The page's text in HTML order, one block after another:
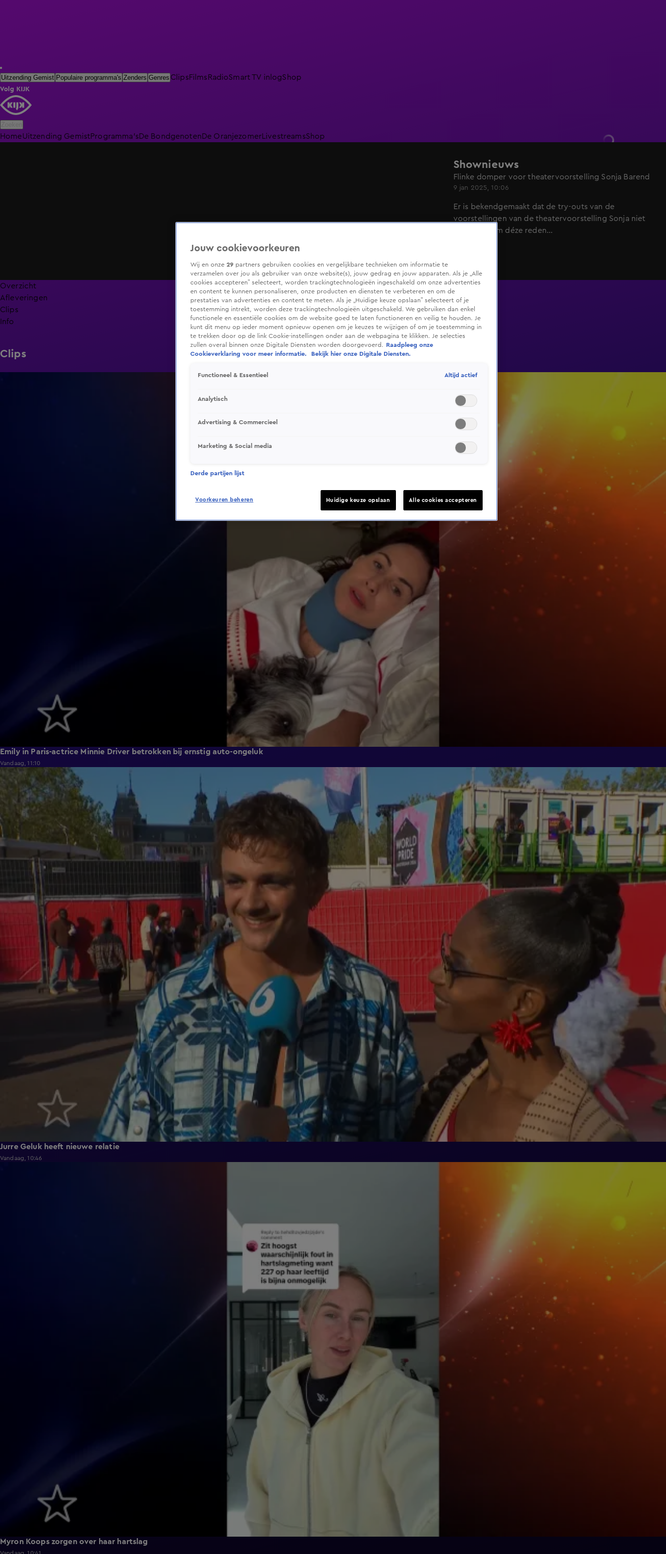
Uitzending Gemist Populaire programma's Zenders Genres ClipsFilmsRadioSmart TV inlogShop
Volg KIJK
HomeUitzending GemistProgramma'sDe BondgenotenDe Oranjezomer LivestreamsShop
Shownieuws
Flinke domper voor theatervoorstelling Sonja Barend
9 jan 2025, 10:06
Er is bekendgemaakt dat de try-outs van de
voorstellingen van de theatervoorstelling Sonja niet
doorgaan om déze reden...
Overzicht
Afleveringen
Clips
Info
Clips
Emily in Paris-actrice Minnie Driver betrokken bij ernstig auto-ongeluk
Vandaag, 11:10
Jurre Geluk heeft nieuwe relatie
Vandaag, 10:46
Myron Koops zorgen over haar hartslag
Jouw cookievoorkeuren
Wij en onze 29 partners gebruiken cookies en vergelijkbare technieken om informatie te
verzamelen over jou als gebruiker van onze website(s), jouw gedrag en jouw apparaten. Als je „Alle
cookies accepteren” selecteert, worden trackingtechnologieën ingeschakeld om onze advertenties
en content te kunnen personaliseren, onze producten en diensten te verbeteren en om de
prestaties van advertenties en content te meten. Als je „Huidige keuze opslaan” selecteert of je
toestemming intrekt, worden deze trackingtechnologieën uitgeschakeld. We gebruiken dan enkel
functionele en essentiële cookies om de website goed te laten functioneren en veilig te houden. Je
kunt dit menu op ieder moment opnieuw openen om je keuzes te wijzigen of om je toestemming in
te trekken door op de link Cookie-instellingen onder aan de webpagina te klikken. Je selecties
zullen overal binnen onze Digitale Diensten worden doorgevoerd.
Raadpleeg onze
Cookieverklaring voor meer informatie.
Bekijk hier onze Digitale Diensten.
Functioneel & Essentieel Altijd actief
Analytisch
Advertising & Commercieel
Marketing & Social media
Derde partijen lijst
Voorkeuren beheren Huidige keuze opslaan Alle cookies accepteren